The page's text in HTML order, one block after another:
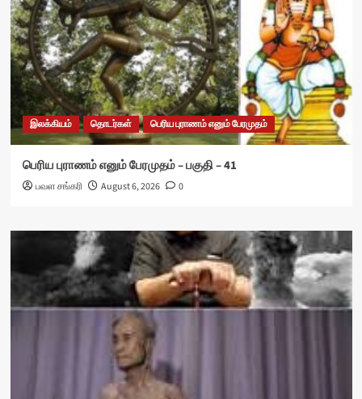
இலக்கியம் தொடர்கள் பெரிய புராணம் எனும் பேரமுதம்
பெரிய புராணம் எனும் பேரமுதம் – பகுதி – 41
பவள சங்கரி August 6, 2026 0